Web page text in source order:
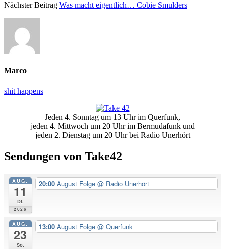
Nächster Beitrag Was macht eigentlich… Cobie Smulders
Marco
shit happens
SeitenleisteJeden 4. Sonntag um 13 Uhr im Querfunk,
jeden 4. Mittwoch um 20 Uhr im Bermudafunk und
jeden 2. Dienstag um 20 Uhr bei Radio Unerhört
Sendungen von Take42
AUG.
11
Di.
2026
20:00 August Folge @ Radio Unerhört
AUG.
23
So.
13:00 August Folge @ Querfunk